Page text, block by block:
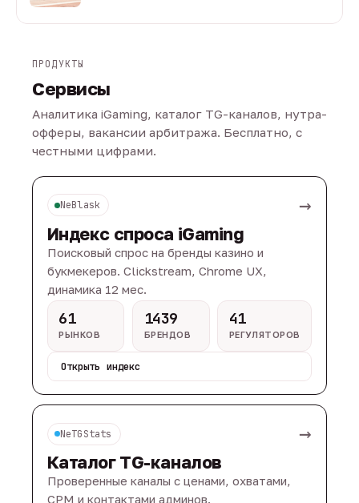
ПРОДУКТЫ
Сервисы
Аналитика iGaming, каталог TG-каналов, нутра-
офферы, вакансии арбитража. Бесплатно, с
честными цифрами.
NeBlask →
Индекс спроса iGaming
Поисковый спрос на бренды казино и
букмекеров. Clickstream, Chrome UX,
динамика 12 мес.
61
РЫНКОВ
1439
БРЕНДОВ
41
РЕГУЛЯТОРОВ
Открыть индекс
NeTGStats →
Каталог TG-каналов
Проверенные каналы с ценами, охватами,
CPM и контактами админов.